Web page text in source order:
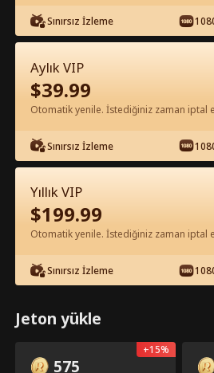
Bölüm 10 - Burada
Tam Film
0-49 50-74
10 11 12
129.3k
Sınırsız İzleme
Aylık VIP
$39.99
Otomatik yenile. İstediğiniz zaman iptal
Sınırsız İzleme
Yıllık VIP
$199.99
Otomatik yenile. İstediğiniz zaman iptal
Sınırsız İzleme
Jeton yükle
575
+15%